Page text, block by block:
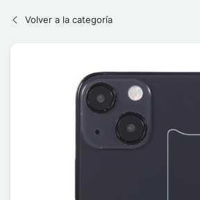
Volver a la categoría